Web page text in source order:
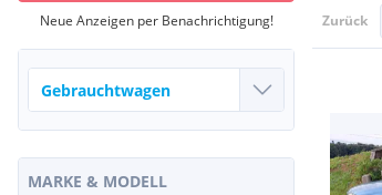
Zurück
Neue Anzeigen per Benachrichtigung!
MARKE & MODELL